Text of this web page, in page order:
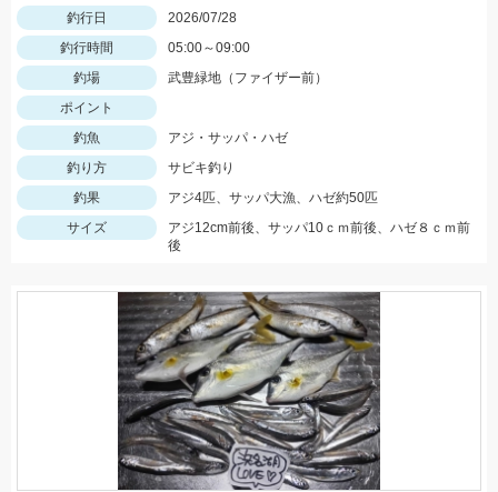
釣行日
2026/07/28
釣行時間
05:00～09:00
釣場
武豊緑地（ファイザー前）
ポイント
釣魚
アジ・サッパ・ハゼ
釣り方
サビキ釣り
釣果
アジ4匹、サッパ大漁、ハゼ約50匹
サイズ
アジ12cm前後、サッパ10ｃｍ前後、ハゼ８ｃｍ前
後